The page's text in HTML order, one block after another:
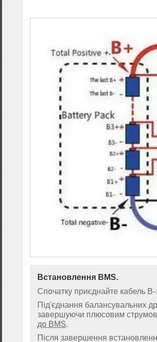
Встановлення BMS.
Спочатку приєднайте кабель B-
Під'єднання балансувальних
завершуючи плюсовим
до BMS.
Після завершення